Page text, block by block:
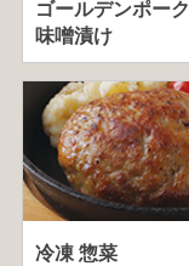
ゴールデンポーク
味噌漬け
冷凍 惣菜